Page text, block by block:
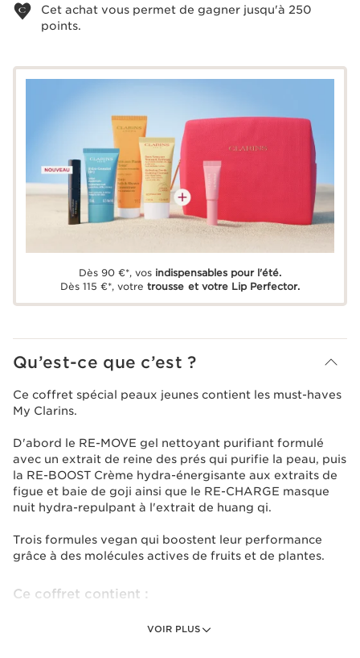
Cet achat vous permet de gagner jusqu'à 250
points.
Dès 90 €*, vos indispensables pour l'été.
Dès 115 €*, votre trousse et votre Lip Perfector.
Qu’est-ce que c’est ?
VOIR PLUS
Ce coffret spécial peaux jeunes contient les must-haves
My Clarins.
D'abord le RE-MOVE gel nettoyant purifiant formulé
avec un extrait de reine des prés qui purifie la peau, puis
la RE-BOOST Crème hydra-énergisante aux extraits de
figue et baie de goji ainsi que le RE-CHARGE masque
nuit hydra-repulpant à l'extrait de huang qi.
Trois formules vegan qui boostent leur performance
grâce à des molécules actives de fruits et de plantes.
Ce coffret contient :